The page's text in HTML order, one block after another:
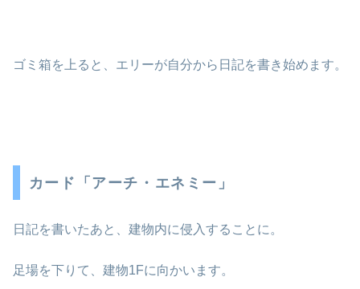
ゴミ箱を上ると、エリーが自分から日記を書き始めます。
カード「アーチ・エネミー」
日記を書いたあと、建物内に侵入することに。
足場を下りて、建物1Fに向かいます。